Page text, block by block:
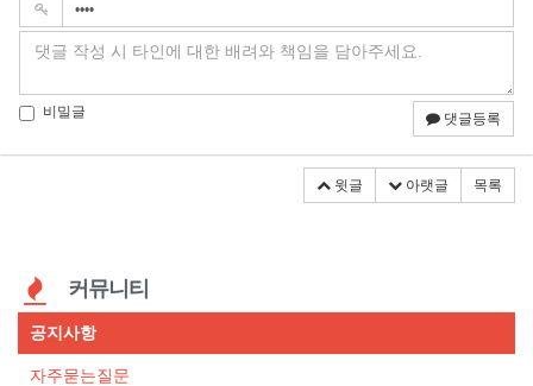
비밀글 댓글등록
윗글 아랫글 목록
커뮤니티
공지사항
자주묻는질문